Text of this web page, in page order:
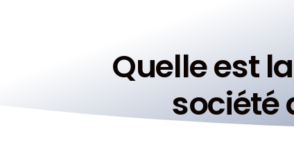
Quelle est
société